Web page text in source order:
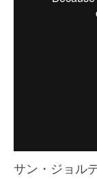
サン・ジョル